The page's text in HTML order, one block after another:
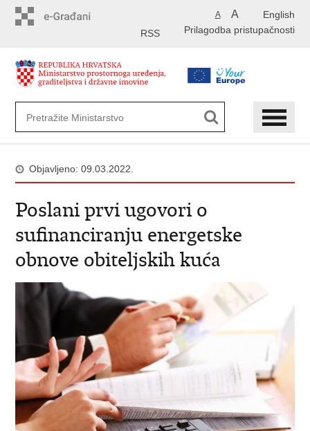
English
A A
Prilagodba pristupačnosti
RSS
Objavljeno: 09.03.2022.
Poslani prvi ugovori o
sufinanciranju energetske
obnove obiteljskih kuća